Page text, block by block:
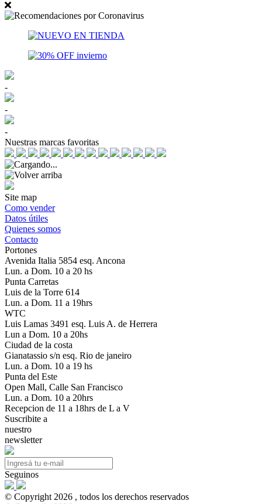
-
-
-
Nuestras marcas favoritas
Site map
Como vender
Datos útiles
Quienes somos
Contacto
Portones
Avenida Italia 5854 esq. Ancona
Lun. a Dom. 10 a 20 hs
Punta Carretas
Luis de la Torre 614
Lun. a Dom. 11 a 19hrs
WTC
Luis Lamas 3491 esq. Luis A. de Herrera
Lun a Dom. 10 a 20hs
Ciudad de la costa
Gianatassio s/n esq. Rio de janeiro
Lun. a Dom. 10 a 19 hs
Punta del Este
Open Mall, Calle San Francisco
Lun. a Dom. 10 a 20hrs
Recepcion de 11 a 18hrs de L a V
Suscribite a
nuestro
newsletter
Seguinos
© Copyright 2026 , todos los derechos reservados